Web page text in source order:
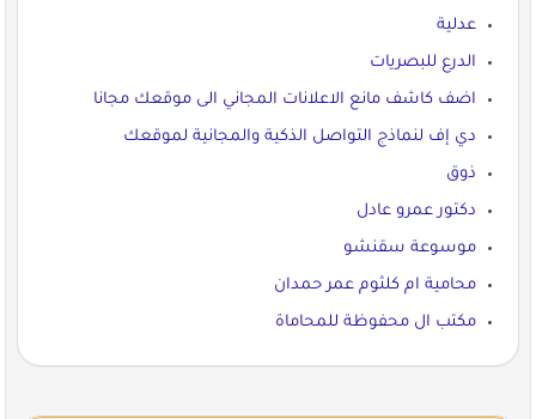
عدلية
الدرع للبصريات
اضف كاشف مانع الاعلانات المجاني الى موقعك مجانا
دي إف لنماذج التواصل الذكية والمجانية لموقعك
ذوق
دكتور عمرو عادل
موسوعة سقنشو
محامية ام كلثوم عمر حمدان
مكتب ال محفوظة للمحاماة